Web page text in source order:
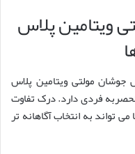
ویتامین پلاس
مولتی ویتامین پلاس
فردی دارد. درک تفاوت
تواند به انتخاب آگاهانه تر